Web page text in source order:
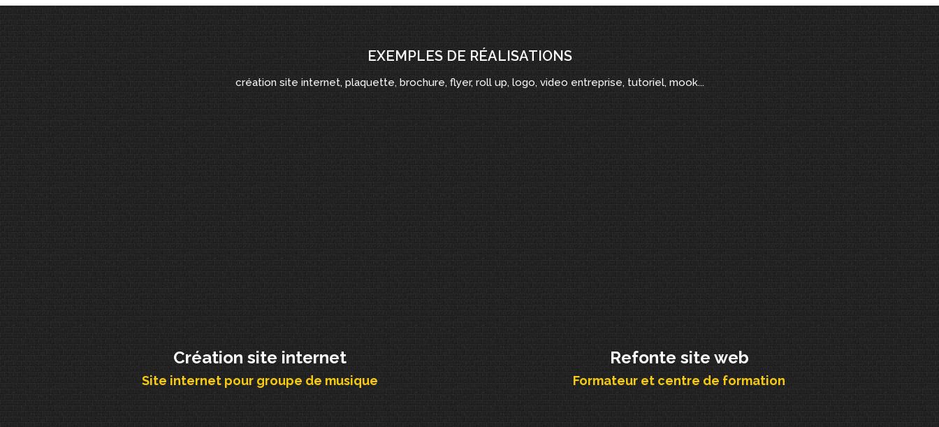
EXEMPLES DE RÉALISATIONS
création site internet, plaquette, brochure, flyer, roll up, logo, video entreprise, tutoriel, mook...
Création site internet
Site internet pour groupe de musique
Refonte site web
Formateur et centre de formation